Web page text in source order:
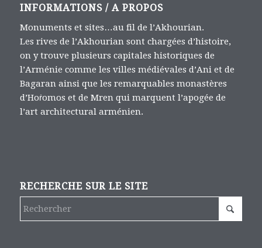
INFORMATIONS / A PROPOS
Monuments et sites…au fil de l’Akhourian.
Les rives de l’Akhourian sont chargées d’histoire,
on y trouve plusieurs capitales historiques de
l’Arménie comme les villes médiévales d’Ani et de
Bagaran ainsi que les remarquables monastères
d’Hoṙomos et de Mren qui marquent l’apogée de
l’art architectural arménien.
RECHERCHE SUR LE SITE